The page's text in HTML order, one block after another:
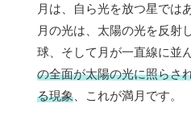
月は、自ら光を放つ星では
月の光は、太陽の光を反射
球、そして月が一直線に並
の全面が太陽の光に照らさ
る現象 、これが満月です。